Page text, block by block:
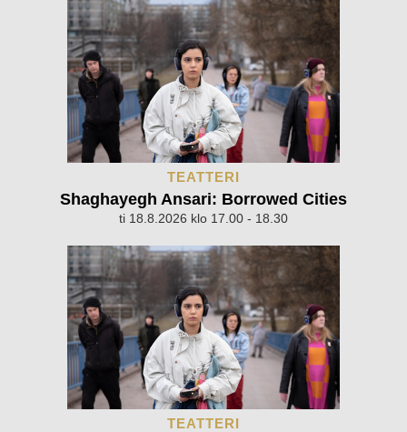
TEATTERI
Shaghayegh Ansari: Borrowed Cities
ti 18.8.2026 klo 17.00 - 18.30
TEATTERI